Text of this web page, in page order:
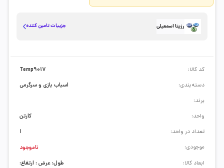
رزیتا اسمعیلی جزییات تامین کننده
ابعاد کالا:
طول: عرض : ارتفاع:
کد کالا:
Temp9017
دسته‌بندی:
اسباب بازی و سرگرمی
برند:
واحد:
کارتن
تعداد در واحد:
1
موجودی:
ناموجود